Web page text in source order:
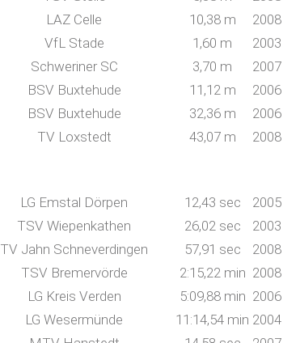
LAZ Celle 10,38 m
2008
VfL Stade 1,60 m
2003
Schweriner SC 3,70 m
2007
BSV Buxtehude 11,12 m
2006
BSV Buxtehude 32,36 m
2006
TV Loxstedt 43,07 m 2008
LG Emstal Dörpen 12,43 sec
2005
TSV Wiepenkathen 26,02 sec
2003
TV Jahn Schneverdingen 57,91 sec
2008
TSV Bremervörde 2:15,22 min 2008
LG Kreis Verden 5:09,88 min 2006
LG Wesermünde 11:14,54 min 2004